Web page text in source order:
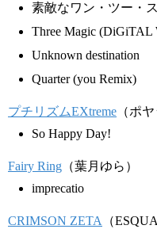
素敵なワン・ツー・
Three Magic
Unknown destination
Quarter (you Remix)
プチリズムEXtreme （ポ
So Happy Day!
Fairy Ring （葉月ゆら）
imprecatio
CRIMSON ZETA
（